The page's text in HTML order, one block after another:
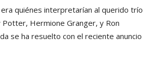
era quiénes interpretarían al querido trío
Hermione Granger, y Ron
se ha resuelto con el reciente anuncio